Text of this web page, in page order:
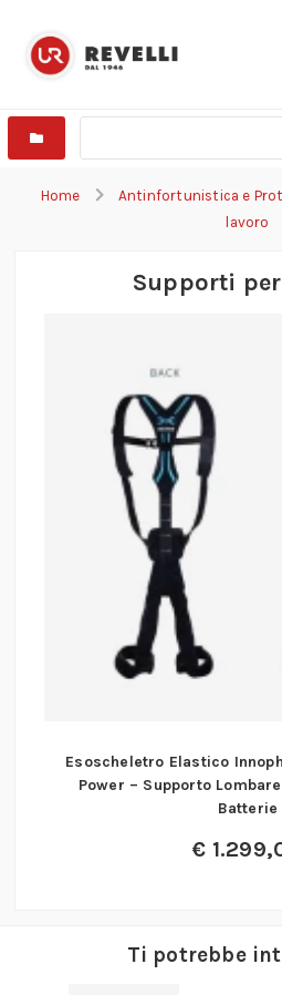
Home Antinfortunistica e
lavoro
Supporti
Esoscheletro Elastico
Power – Supporto
Batterie
€
Ti potrebbe